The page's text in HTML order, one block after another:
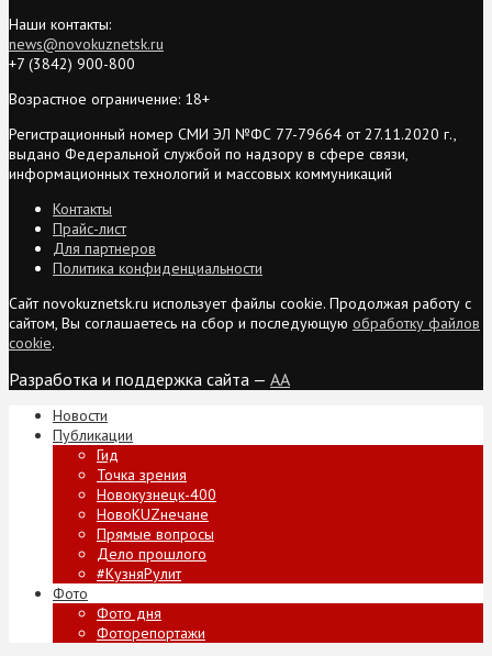
Наши контакты:
news@novokuznetsk.ru
+7 (3842) 900-800
Возрастное ограничение: 18+
Регистрационный номер СМИ ЭЛ №ФС 77-79664 от 27.11.2020 г.,
выдано Федеральной службой по надзору в сфере связи,
информационных технологий и массовых коммуникаций
Контакты
Прайс-лист
Для партнеров
Политика конфиденциальности
Сайт novokuznetsk.ru использует файлы cookie. Продолжая работу с
сайтом, Вы соглашаетесь на сбор и последующую обработку файлов
cookie.
Разработка и поддержка сайта — AA
Новости
Публикации
Гид
Точка зрения
Новокузнецк-400
НовоKUZнечане
Прямые вопросы
Дело прошлого
#КузняРулит
Фото
Фото дня
Фоторепортажи